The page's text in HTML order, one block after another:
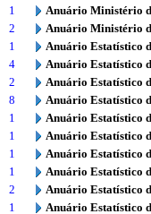
1
Anuário Ministério
2
Anuário Ministério
1
Anuário Estatístico
4
Anuário Estatístico
2
Anuário Estatístico
8
Anuário Estatístico
1
Anuário Estatístico
1
Anuário Estatístico
1
Anuário Estatístico
1
Anuário Estatístico
2
Anuário Estatístico
1
Anuário Estatístico